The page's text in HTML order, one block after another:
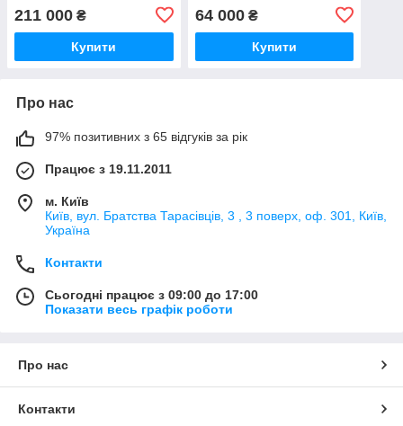
211 000 ₴
Купити
64 000₴
Купити
Про нас
97% позитивних з 65 відгуків за рік
Працює з 19.11.2011
м. Київ
Київ, вул. Братства Тарасівців, 3 , 3 поверх, оф. 301, Київ,
Україна
Контакти
Сьогодні працює з 09:00 до 17:00
Показати весь графік роботи
Про нас
Контакти